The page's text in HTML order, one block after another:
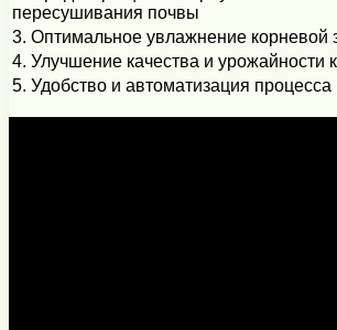
пересушивания почвы
3. Оптимальное увлажнение корневой
4. Улучшение качества и урожайности
5. Удобство и автоматизация процесса